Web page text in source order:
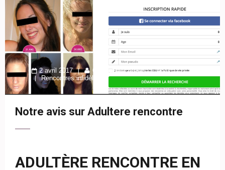
2 avril 2017 CompaRencontres
Avis
Rencontres infidèles
Notre avis sur Adultere rencontre
ADULTÈRE RENCONTRE EN